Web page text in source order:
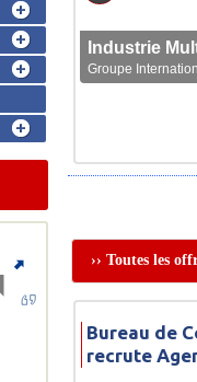
Groupe
›› Toutes les
Bureau de
recrute